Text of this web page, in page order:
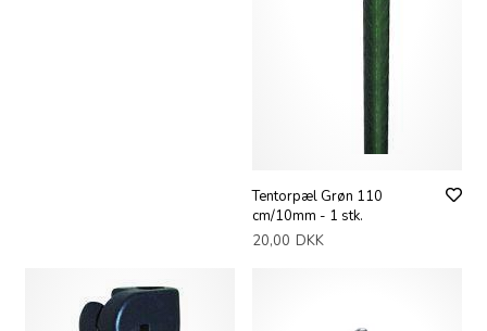
Tentorpæl Grøn 110
cm/10mm - 1 stk.
20,00 DKK